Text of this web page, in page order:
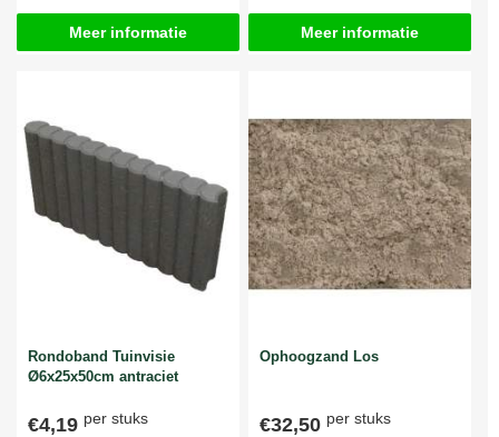
Meer informatie Meer informatie
Rondoband Tuinvisie
Ø6x25x50cm antraciet
€4,19 per stuks
Ophoogzand Los
€32,50 per stuks